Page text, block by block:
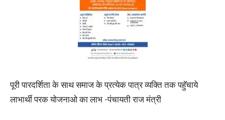
पूरी पारदर्शिता के साथ समाज के प्रत्येक पात्र व्यक्ति तक पहुॅचाये
लाभार्थी परक योजनाओ का लाभ -पंचायती राज मंत्री